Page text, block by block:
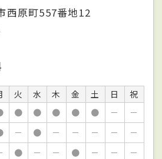
西原町557番地12
火 水 木 金 土 日
祝
● ● ● ● ● －
－
－ ● － － － －
－
● － － ● － － －